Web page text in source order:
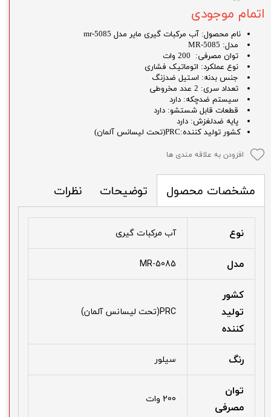
اتمام موجودی
نام محصول: آب مرکبات گیری مایر مدل mr-5085
مدل: MR-5085
توان مصرفی: 200 وات
نوع عملکرد: اتوماتیک فشاری
جنس بدنه: استیل ضدزنگ
تعداد سری: 2 عدد مخروطی
سیستم ضدچکه: دارد
قطعات قابل شستشو: دارد
پایه ضدلغزش: دارد
کشور تولید کننده:PRC(تحت لیسانس آلمان)
افزودن به علاقه مندی ها
مشخصات محصول توضیحات نظرات
نوع آب مرکبات گیری
مدل MR-5085
کشور
تولید
کننده
PRC(تحت لیسانس آلمان)
رنگ سیلور
توان
مصرفی
200 وات